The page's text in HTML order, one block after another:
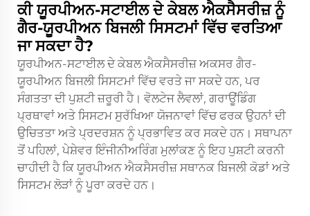
ਕੀ ਯੂਰਪੀਅਨ-ਸਟਾਈਲ ਦੇ ਕੇਬਲ ਐਕਸੈਸਰੀਜ਼ ਨੂੰ
ਗੈਰ-ਯੂਰਪੀਅਨ ਬਿਜਲੀ ਸਿਸਟਮਾਂ ਵਿੱਚ ਵਰਤਿਆ
ਜਾ ਸਕਦਾ ਹੈ?
ਯੂਰਪੀਅਨ-ਸਟਾਈਲ ਦੇ ਕੇਬਲ ਐਕਸੈਸਰੀਜ਼ ਅਕਸਰ ਗੈਰ-
ਯੂਰਪੀਅਨ ਬਿਜਲੀ ਸਿਸਟਮਾਂ ਵਿੱਚ ਵਰਤੇ ਜਾ ਸਕਦੇ ਹਨ, ਪਰ
ਸੰਗਤਤਾ ਦੀ ਪੁਸ਼ਟੀ ਜ਼ਰੂਰੀ ਹੈ। ਵੋਲਟੇਜ ਲੈਵਲਾਂ, ਗਰਾਊਂਡਿੰਗ
ਪ੍ਰਥਾਵਾਂ ਅਤੇ ਸਿਸਟਮ ਸੁਰੱਖਿਆ ਯੋਜਨਾਵਾਂ ਵਿੱਚ ਫਰਕ ਉਹਨਾਂ ਦੀ
ਉਚਿਤਤਾ ਅਤੇ ਪ੍ਰਦਰਸ਼ਨ ਨੂੰ ਪ੍ਰਭਾਵਿਤ ਕਰ ਸਕਦੇ ਹਨ। ਸਥਾਪਨਾ
ਤੋਂ ਪਹਿਲਾਂ, ਪੇਸ਼ੇਵਰ ਇੰਜੀਨੀਅਰਿੰਗ ਮੁਲਾਂਕਣ ਨੂੰ ਇਹ ਪੁਸ਼ਟੀ ਕਰਨੀ
ਚਾਹੀਦੀ ਹੈ ਕਿ ਯੂਰਪੀਅਨ ਐਕਸੈਸਰੀਜ਼ ਸਥਾਨਕ ਬਿਜਲੀ ਕੋਡਾਂ ਅਤੇ
ਸਿਸਟਮ ਲੋੜਾਂ ਨੂੰ ਪੂਰਾ ਕਰਦੇ ਹਨ।